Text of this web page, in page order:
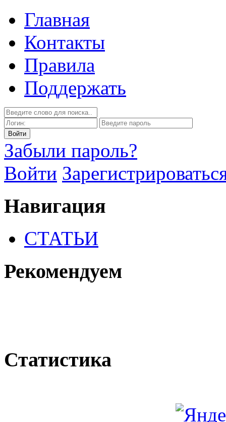
Главная
Контакты
Правила
Поддержать
Забыли пароль?
Войти
Навигация
СТАТЬИ
Рекомендуем
Статистика